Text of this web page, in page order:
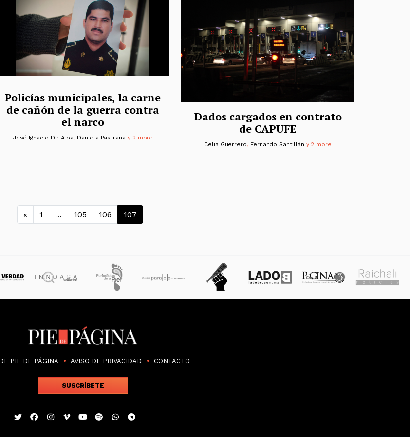
Policías municipales, la carne
de cañón de la guerra contra
el narco
José Ignacio De Alba, Daniela Pastrana y 2 more
Dados cargados en contrato
de CAPUFE
Celia Guerrero, Fernando Santillán y 2 more
Navegación de entradas
« 1 … 105 106 107
PIE DE PÁGINA AVISO DE PRIVACIDAD CONTACTO
SUSCRÍBETE